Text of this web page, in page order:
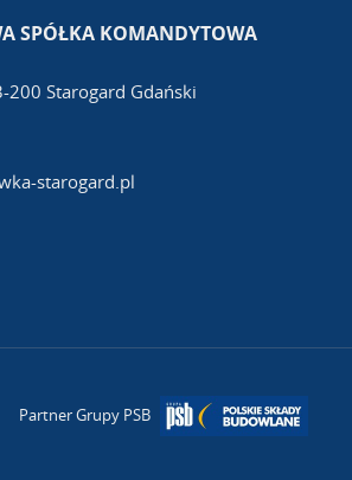
SPÓŁKA KOMANDYTOWA
200 Starogard Gdański
starogard.pl
Partner Grupy PSB